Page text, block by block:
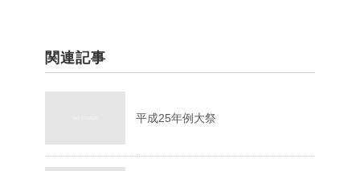
関連記事
平成25年例大祭